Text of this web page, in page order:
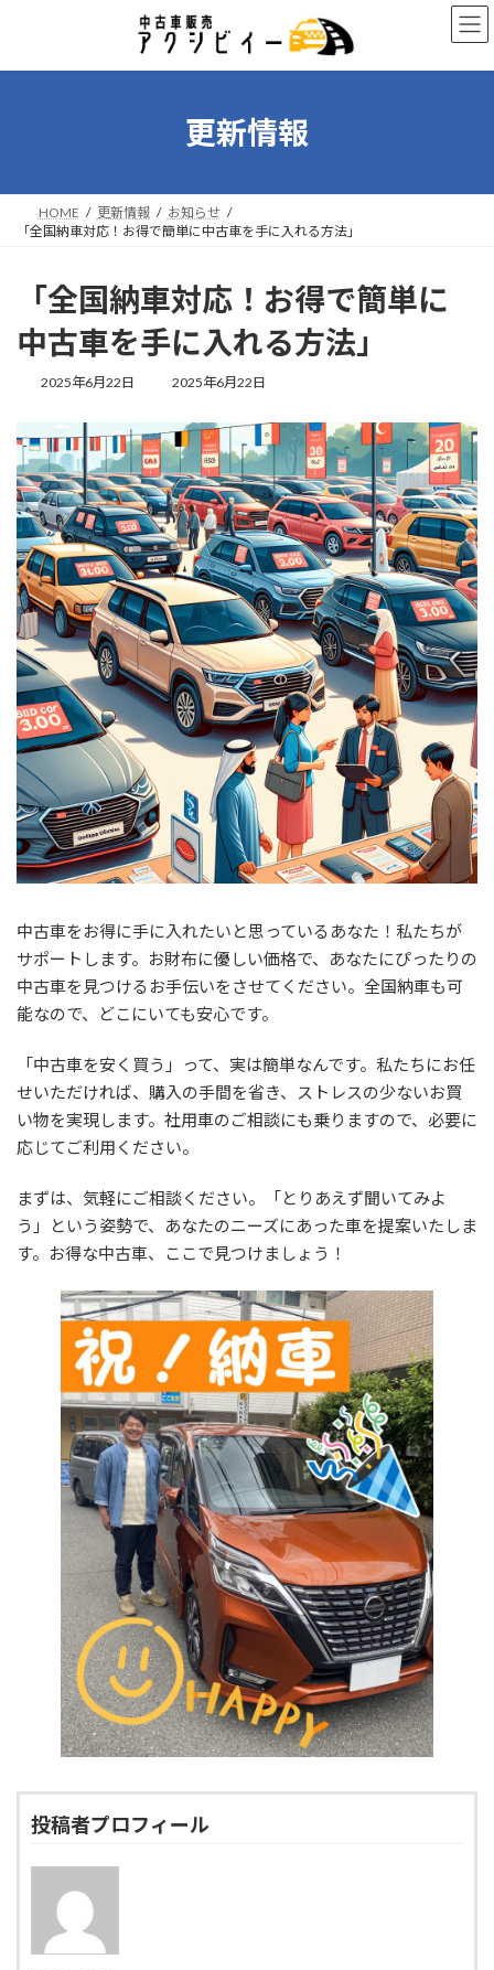
ン
ー
更新情報
HOME 更新情報
お知らせ
「全国納車対応！お得で簡単に中古車を手に入れる方法」
「全国納車対応！お得で簡単に
中古車を手に入れる方法」
2025年6月22日
最
更
新
日
時
:
2025年6月22日
中古車をお得に手に入れたいと思っているあなた！私たちが
サポートします。お財布に優しい価格で、あなたにぴったりの
中古車を見つけるお手伝いをさせてください。全国納車も可
能なので、どこにいても安心です。
「中古車を安く買う」って、実は簡単なんです。私たちにお任
せいただければ、購入の手間を省き、ストレスの少ないお買
い物を実現します。社用車のご相談にも乗りますので、必要に
応じてご利用ください。
まずは、気軽にご相談ください。「とりあえず聞いてみよ
う」という姿勢で、あなたのニーズにあった車を提案いたしま
す。お得な中古車、ここで見つけましょう！
投稿者プロフィール